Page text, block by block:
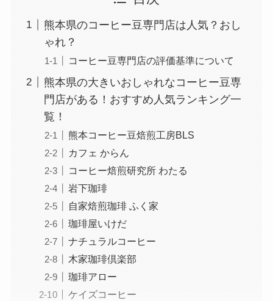
熊本県のコーヒー豆専門店は人気？おし
ゃれ？
コーヒー豆専門店の評価基準について
熊本県の大きいおしゃれなコーヒー豆専
門店がある！おすすめ人気ランキング一
覧！
熊本コーヒー豆焙煎工房BLS
カフェ からん
コーヒー焙煎研究所 わたる
岩下珈琲
自家焙煎珈琲 ふく家
珈琲屋いけだ
ナチュラルコーヒー
木家珈琲倶楽部
珈琲アロー
ケイズコーヒー